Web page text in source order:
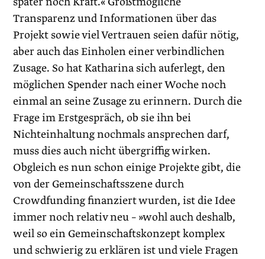
Transparenz und Informationen über das
Projekt sowie viel Vertrauen seien dafür nötig,
aber auch das Einholen einer verbindlichen
Zusage. So hat Katharina sich auferlegt, den
möglichen Spender nach einer Woche noch
einmal an seine Zusage zu erinnern. Durch die
Frage im Erstgespräch, ob sie ihn bei
Nichteinhaltung nochmals ansprechen darf,
muss dies auch nicht übergriffig wirken.
Obgleich es nun schon einige Projekte gibt, die
von der Gemeinschaftsszene durch
Crowdfunding finanziert wurden, ist die Idee
immer noch relativ neu – »wohl auch deshalb,
weil so ein Gemeinschaftskonzept komplex
und schwierig zu erklären ist und viele Fragen